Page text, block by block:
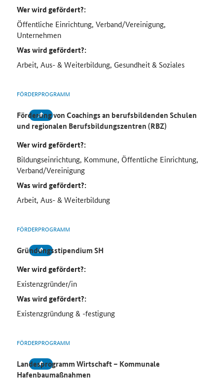
Wer wird gefördert?:
Öffentliche Einrichtung, Verband/Vereinigung,
Unternehmen
Was wird gefördert?:
Arbeit, Aus- & Weiterbildung, Gesundheit & Soziales
FÖRDERPROGRAMM
Förderung von Coachings an berufsbildenden Schulen
und regionalen Berufsbildungszentren (RBZ)
Wer wird gefördert?:
Bildungseinrichtung, Kommune, Öffentliche Einrichtung,
Verband/Vereinigung
Was wird gefördert?:
Arbeit, Aus- & Weiterbildung
FÖRDERPROGRAMM
Gründungsstipendium SH
Wer wird gefördert?:
Existenzgründer/in
Was wird gefördert?:
Existenzgründung & -festigung
FÖRDERPROGRAMM
Landesprogramm Wirtschaft – Kommunale
Hafenbaumaßnahmen